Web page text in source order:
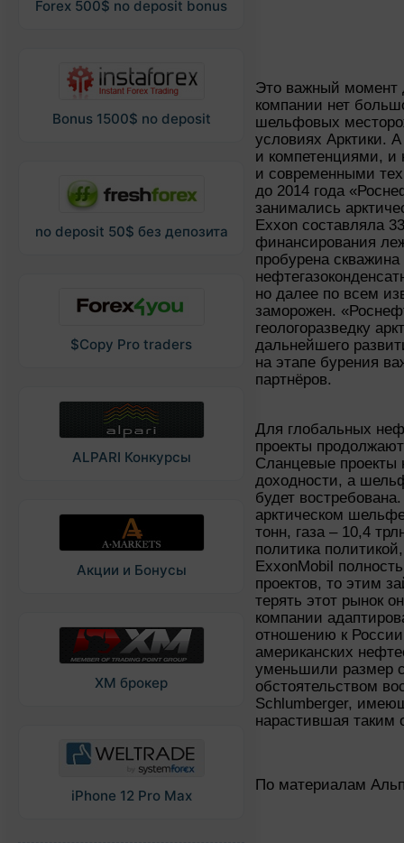
Forex 500$ no deposit bonus
Bonus 1500$ no deposit
no deposit 50$ без депозита
$Copy Pro traders
ALPARI Конкурсы
Акции и Бонусы
XM брокер
iPhone 12 Pro Max
Это важный момент
компании нет
шельфовых
условиях Арктики.
и компетенциями,
и современными
до 2014 года
занимались
Exxon составляла
финансирования
пробурена
но далее по всем
заморожен.
геологоразведку
дальнейшего
на этапе бурения
партнёров.
Для глобальных
проекты
Сланцевые проекты
доходности, а
будет
арктическом
тонн, газа – 10,4
политика
ExxonMobil
проектов, то этим
терять этот рынок
компании
отношению к
американских
уменьшили размер
обстоятельством
Schlumberger,
нарастившая таким
По материалам